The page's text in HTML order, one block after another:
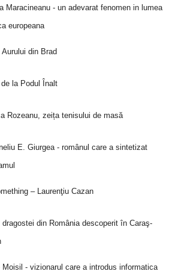
Maracineanu - un adevarat fenomen in lumea
europeana
Aurului din Brad
de la Podul Înalt
Rozeanu, zeița tenisului de masă
E. Giurgea - românul care a sintetizat
– Laurenţiu Cazan
dragostei din România descoperit în Caraş-
Moisil - vizionarul care a introdus informatica